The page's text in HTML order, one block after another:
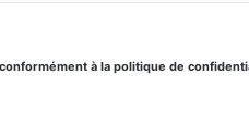
à la politique de